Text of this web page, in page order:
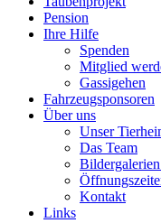
Pension
Ihre Hilfe
Spenden
Mitglied
Gassigehen
Fahrzeugsponsoren
Über uns
Unser
Das Team
Kontakt
Links